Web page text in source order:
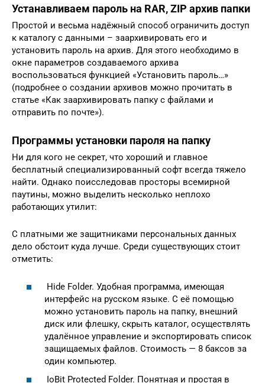
Устанавливаем пароль на RAR, ZIP архив папки
Простой и весьма надёжный способ ограничить доступ
к каталогу с данными – заархивировать его и
установить пароль на архив. Для этого необходимо в
окне параметров создаваемого архива
воспользоваться функцией «Установить пароль…»
(подробнее о создании архивов можно прочитать в
статье «Как заархивировать папку с файлами и
отправить по почте»).
Программы установки пароля на папку
Ни для кого не секрет, что хороший и главное
бесплатный специализированный софт всегда тяжело
найти. Однако поисследовав просторы всемирной
паутины, можно выделить несколько неплохо
работающих утилит:
С платными же защитниками персональных данных
дело обстоит куда лучше. Среди существующих стоит
отметить:
Hide Folder. Удобная программа, имеющая
интерфейс на русском языке. С её помощью
можно установить пароль на папку, внешний
диск или флешку, скрыть каталог, осуществлять
удалённое управление и экспортировать список
защищаемых файлов. Стоимость — 8 баксов за
один компьютер.
IoBit Protected Folder. Понятная и простая в